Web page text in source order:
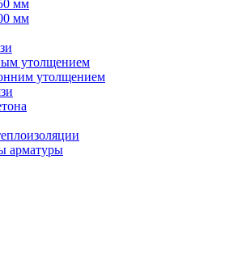
мм
мм
утолщением
утолщением
арматуры